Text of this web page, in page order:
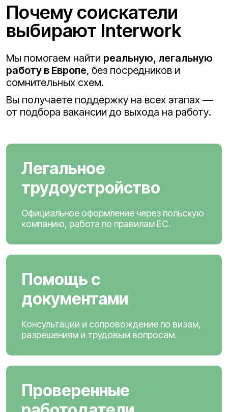
Почему соискатели
выбирают Interwork
Мы помогаем найти реальную, легальную
работу в Европе, без посредников и
сомнительных схем.
Вы получаете поддержку на всех этапах —
от подбора вакансии до выхода на работу.
Легальное
трудоустройство
Официальное оформление через польскую
компанию, работа по правилам ЕС.
Помощь с
документами
Консультации и сопровождение по визам,
разрешениям и трудовым вопросам.
Проверенные